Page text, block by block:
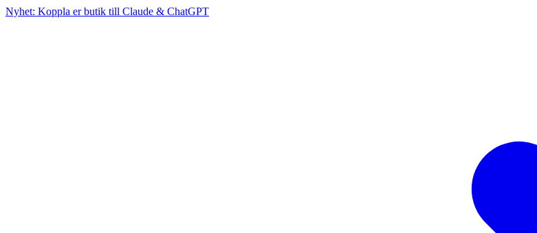
Nyhet: Koppla er butik till Claude & ChatGPT